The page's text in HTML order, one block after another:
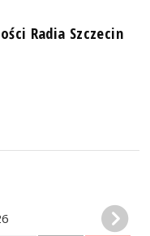
Radia Szczecin